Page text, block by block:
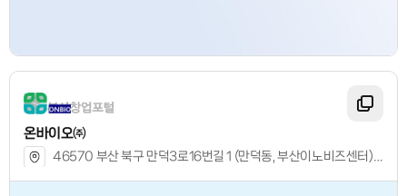
온바이오㈜
46570 부산 북구 만덕3로16번길 1 (만덕동, 부산이노비즈센터) 3층 303호